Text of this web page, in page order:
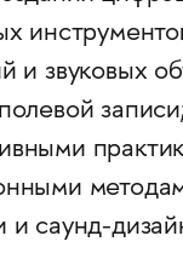
и звуковых
и саунд-